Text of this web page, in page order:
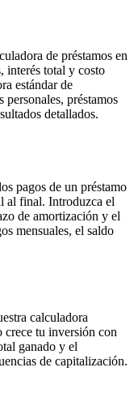
de préstamos en
interés total y costo
estándar de
préstamos
detallados.
pagos de un préstamo
al final. Introduzca el
de amortización y el
mensuales, el saldo
calculadora
crece tu inversión con
ganado y el
de capitalización.